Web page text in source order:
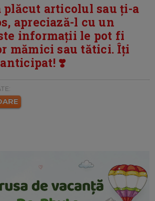
plăcut articolul sau ți-a
apreciază-l cu un
informații le pot fi
mămici sau tătici. Îți
❣️